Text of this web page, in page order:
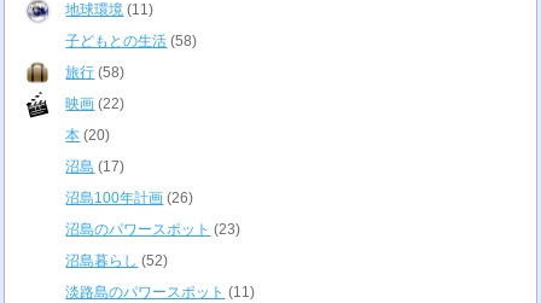
地球環境 (11)
子どもとの生活 (58)
旅行 (58)
映画 (22)
本 (20)
沼島 (17)
沼島100年計画 (26)
沼島のパワースポット (23)
沼島暮らし (52)
淡路島のパワースポット (11)